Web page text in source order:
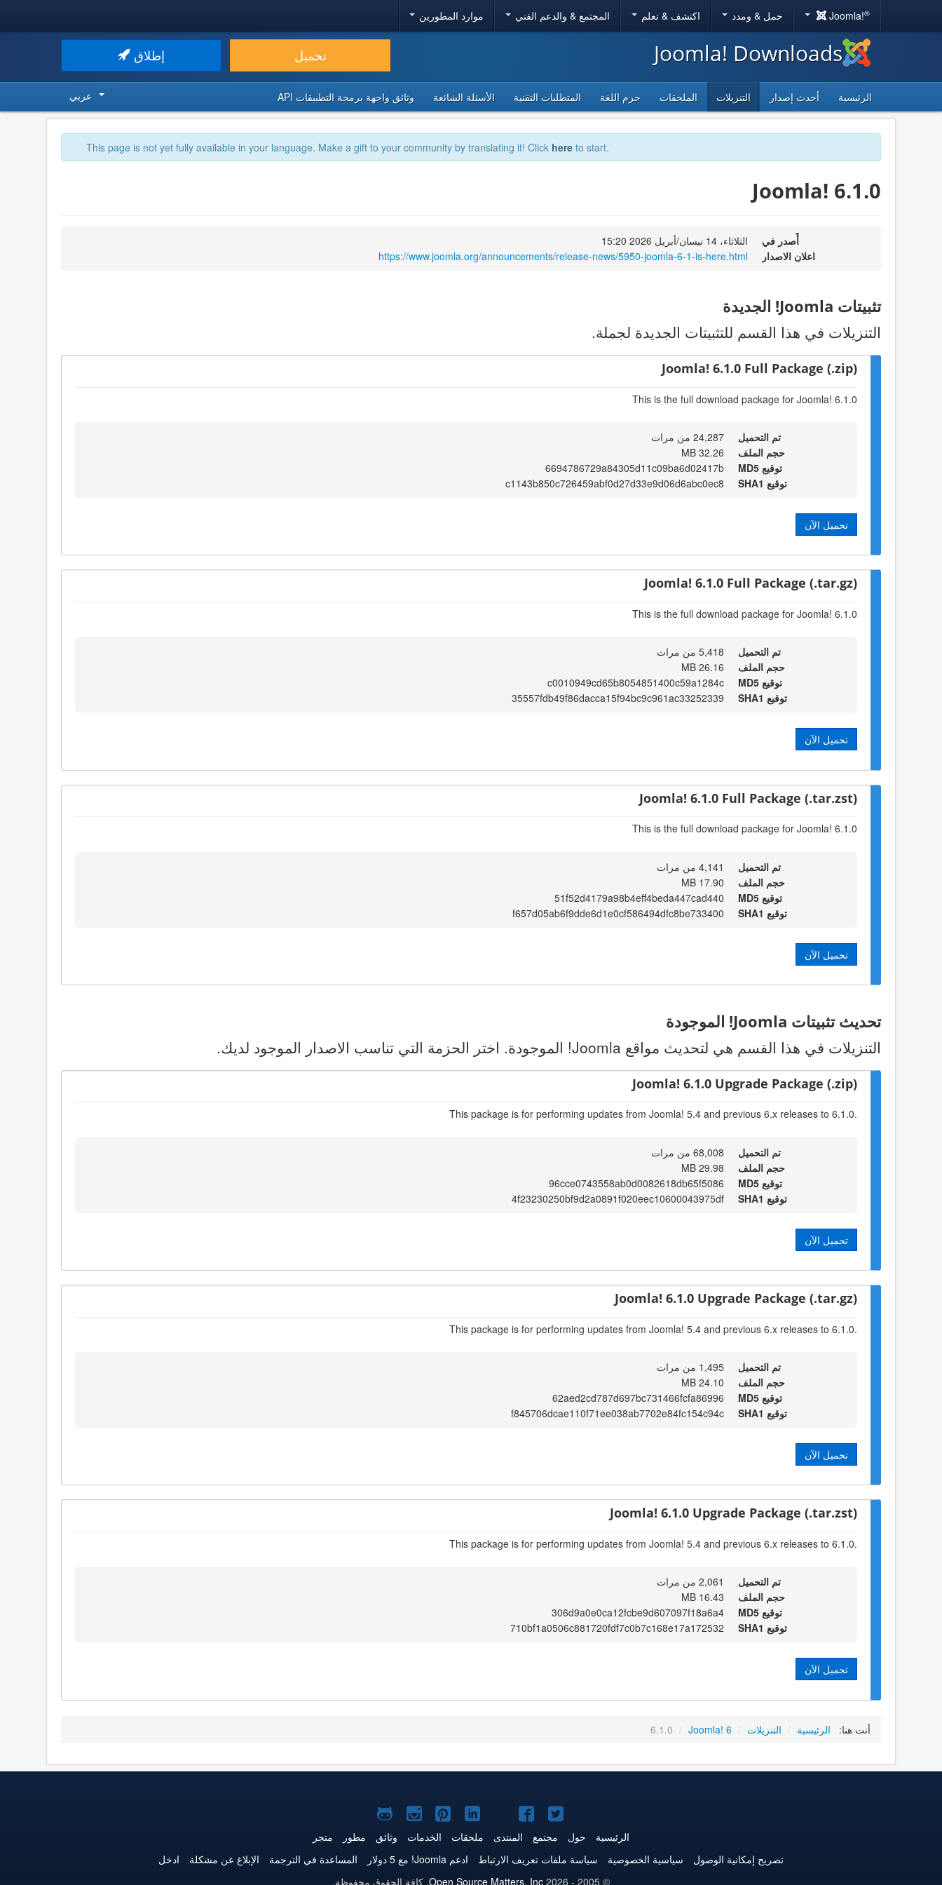
Joomla!® حمل & ومدد اكتشف & تعلم المجتمع & والدعم الفني موارد المطورين
Joomla! Downloads تحميل إطلاق
الرئيسية أحدث إصدار التنزيلات الملحقات حزم اللغة المتطلبات التقنية الأسئلة الشائعة وثائق واجهة برمجة التطبيقات API عربي
This page is not yet fully available in your language. Make a gift to your community by translating it! Click here to start.
Joomla! 6.1.0
أٌصدر في
الثلاثاء، 14 نيسان/أبريل 2026 15:20
اعلان الاصدار
https://www.joomla.org/announcements/release-news/5950-joomla-6-1-is-here.html
تثبيتات Joomla! الجديدة
التنزيلات في هذا القسم للتثبيتات الجديدة لجملة.
Joomla! 6.1.0 Full Package (.zip)
This is the full download package for Joomla! 6.1.0
تم التحميل
24,287 من مرات
حجم الملف
32.26 MB
توقيع MD5
6694786729a84305d11c09ba6d02417b
توقيع SHA1
c1143b850c726459abf0d27d33e9d06d6abc0ec8
تحميل الآن
Joomla! 6.1.0 Full Package (.tar.gz)
This is the full download package for Joomla! 6.1.0
تم التحميل
5,418 من مرات
حجم الملف
26.16 MB
توقيع MD5
c0010949cd65b8054851400c59a1284c
توقيع SHA1
35557fdb49f86dacca15f94bc9c961ac33252339
تحميل الآن
Joomla! 6.1.0 Full Package (.tar.zst)
This is the full download package for Joomla! 6.1.0
تم التحميل
4,141 من مرات
حجم الملف
17.90 MB
توقيع MD5
51f52d4179a98b4eff4beda447cad440
توقيع SHA1
f657d05ab6f9dde6d1e0cf586494dfc8be733400
تحميل الآن
تحديث تثبيتات Joomla! الموجودة
التنزيلات في هذا القسم هي لتحديث مواقع Joomla! الموجودة. اختر الحزمة التي تناسب الاصدار الموجود لديك.
Joomla! 6.1.0 Upgrade Package (.zip)
This package is for performing updates from Joomla! 5.4 and previous 6.x releases to 6.1.0.
تم التحميل
68,008 من مرات
حجم الملف
29.98 MB
توقيع MD5
96cce0743558ab0d0082618db65f5086
توقيع SHA1
4f23230250bf9d2a0891f020eec10600043975df
تحميل الآن
Joomla! 6.1.0 Upgrade Package (.tar.gz)
This package is for performing updates from Joomla! 5.4 and previous 6.x releases to 6.1.0.
تم التحميل
1,495 من مرات
حجم الملف
24.10 MB
توقيع MD5
62aed2cd787d697bc731466fcfa86996
توقيع SHA1
f845706dcae110f71ee038ab7702e84fc154c94c
تحميل الآن
Joomla! 6.1.0 Upgrade Package (.tar.zst)
This package is for performing updates from Joomla! 5.4 and previous 6.x releases to 6.1.0.
تم التحميل
2,061 من مرات
حجم الملف
16.43 MB
توقيع MD5
306d9a0e0ca12fcbe9d607097f18a6a4
توقيع SHA1
710bf1a0506c881720fdf7c0b7c168e17a172532
تحميل الآن
أنت هنا: الرئيسية / التنزيلات /
Joomla! 6
/
6.1.0
على
Twitter
Joomla!
على
فيس
Joomla!
على
يوتيوب
Joomla!
على
LinkedIn
Joomla!
على
Pinterest
على
Instagram
علىGitHub
الرئيسية حول مجتمع المنتدى ملحقات الخدمات وثائق مطور
متجر
تصريح إمكانية الوصول
سياسية الخصوصية سياسة ملفات تعريف الارتباط ادعم Joomla! مع 5 دولار المساعدة في الترجمة الإبلاغ عن مشكلة
ادخل
© 2005 - 2026
Open Source Matters, Inc. كافة الحقوق محفوظة.